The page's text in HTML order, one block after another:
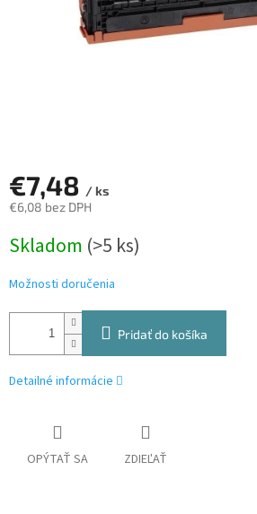
€7,48 / ks
€6,08 bez DPH
cena:
Skladom (>5 ks)
Možnosti doručenia
Pridať do košíka
Detailné informácie
OPÝTAŤ SA ZDIEĽAŤ